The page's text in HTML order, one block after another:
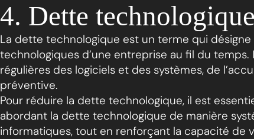
4. Dette
La dette technologique est un terme qui
technologiques d’une entreprise au fil du temps.
régulières des logiciels et des systèmes, de
préventive.
Pour réduire la dette technologique, il est
abordant la dette technologique de manière
informatiques, tout en renforçant la capacité